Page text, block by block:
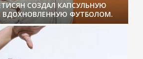
СОЗДАЛ КАПСУЛЬНУЮ
ФУТБОЛОМ.